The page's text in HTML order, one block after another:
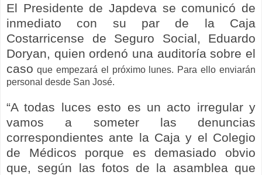
El Presidente de Japdeva se comunicó de
inmediato con su par de la Caja
Costarricense de Seguro Social, Eduardo
Doryan, quien ordenó una auditoría sobre el
caso que empezará el próximo lunes. Para ello enviarán
personal desde San José.
“A todas luces esto es un acto irregular y
vamos a someter las denuncias
correspondientes ante la Caja y el Colegio
de Médicos porque es demasiado obvio
que, según las fotos de la asamblea que